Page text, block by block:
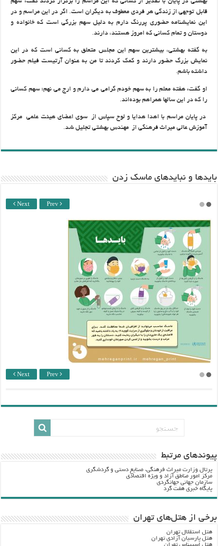
بهشتی در پایان با تقدیر از کسانی که این مراسم را برگزار کردند گفت: سهم
قابل توجهی از زندگی هر فردی معطوف به دیگران است. اگر در این مراسم و در
این نمایشنامه حضوری پررنگ دارم به دلیل سهم بزرگی است که خانواده و
دوستان و تمام کسانی که امروز هستند، دارند.
به گفته بهشتی، بیشترین سهم این مجلس متعلق به کسانی است که در این
نمایش بزرگ حضور دارند و کمک کردند تا من به عنوان آرتیست فیلم حضور
داشته باشم.
او گفت: هفته معلم را به سهم خودم گرامی می دارم و ارج می نهم؛ سهم کسانی
را که در این سالها همراهم بوده‌اند.
در پایان مراسم با اهدا هدایا و لوح سپاس از سوی اعضای هیئت علمی مرکز
آموزش عالی میراث فرهنگی از مهندس بهشتی تجلیل شد.
باید‌ها و نبایدهای ماسک زدن
Next Prev
Next Prev
پيوندهاي مرتبط
پرتال وزارت ميراث فرهنگي، صنایع دستی و گردشگري
مرکز امور مناطق آزاد و ویژه اقتصادی
سازمان جهانی جهانگردی
پایگاه خبری هفت گرد
برخی از هتل‌های تهران
هتل استقلال تهران
هتل پارسیان آزادی تهران